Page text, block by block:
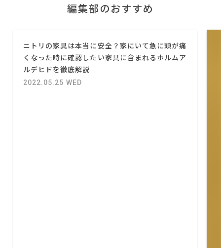
編集部のおすすめ
ニトリの家具は本当に安全？家にいて急に頭が痛
くなった時に確認したい家具に含まれるホルムア
ルデヒドを徹底解説
2022.05.25 WED